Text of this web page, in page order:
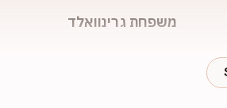
משפחת גרינוואלד
95
Donors